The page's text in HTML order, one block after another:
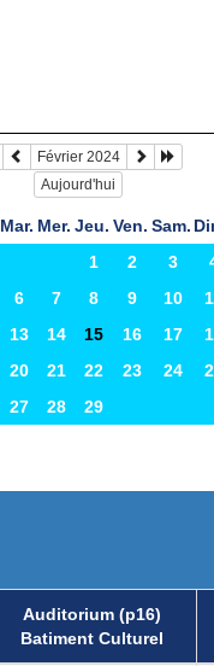
Février 2024
Aujourd'hui
Mar. Mer. Jeu. Ven. Sam.
1 2 3
6 7 8 9 10
13 14 15 16 17
20 21 22 23 24
27 28 29
Auditorium (p16)
Batiment Culturel